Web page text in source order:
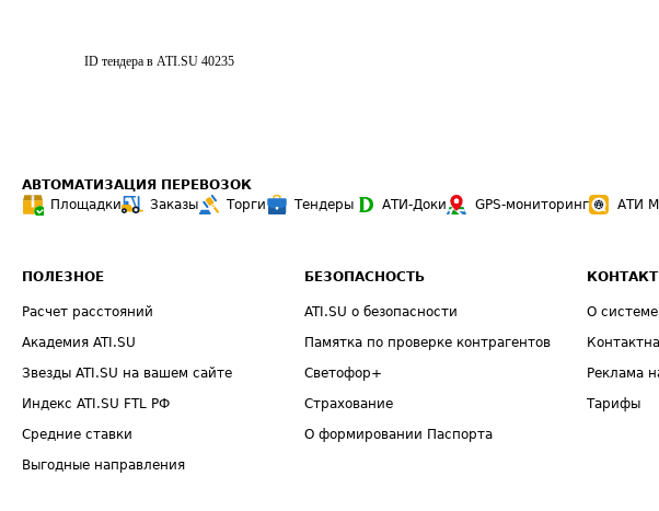
ID тендера в ATI.SU 40235
АВТОМАТИЗАЦИЯ ПЕРЕВОЗОК
Площадки
Заказы Торги Тендеры АТИ-Доки GPS-мониторинг АТИ
ПОЛЕЗНОЕ
Расчет расстояний
Академия ATI.SU
Звезды ATI.SU на вашем сайте
Индекс ATI.SU FTL РФ
Средние ставки
Выгодные направления
БЕЗОПАСНОСТЬ
ATI.SU о безопасности
Памятка по проверке контрагентов
Светофор+
Страхование
О формировании Паспорта
О системе
Реклама
Тарифы